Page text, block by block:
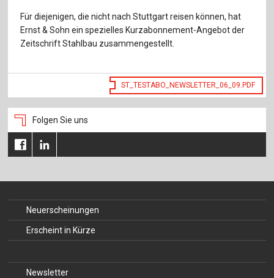
Für diejenigen, die nicht nach Stuttgart reisen können, hat
Ernst & Sohn ein spezielles Kurzabonnement-Angebot der
Zeitschrift Stahlbau zusammengestellt.
ST_TESTABO_NEWSLETTER_06_09.PDF
Folgen Sie uns
Neuerscheinungen
Erscheint in Kürze
Newsletter